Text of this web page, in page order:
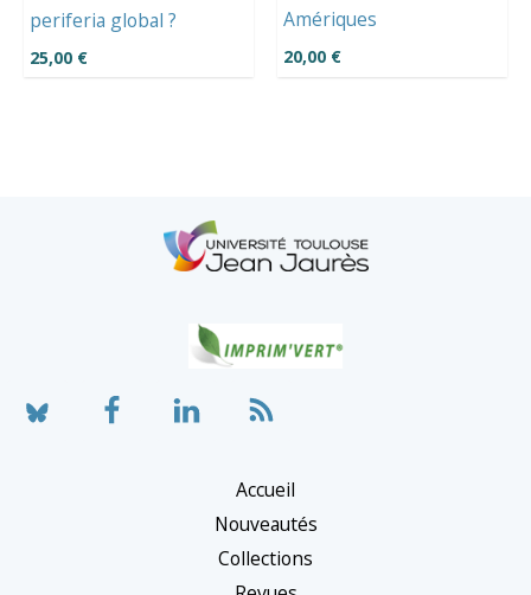
periferia global ?
25,00 €
Amériques
20,00 €
Accueil
Nouveautés
Collections